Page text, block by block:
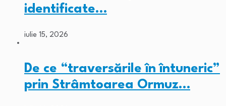
identificate…
iulie 15, 2026
De ce “traversările în întuneric”
prin Strâmtoarea Ormuz…